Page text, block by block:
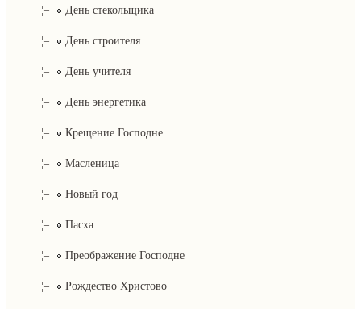
¦– День стекольщика
¦– День строителя
¦– День учителя
¦– День энергетика
¦– Крещение Господне
¦– Масленица
¦– Новый год
¦– Пасха
¦– Преображение Господне
¦– Рождество Христово